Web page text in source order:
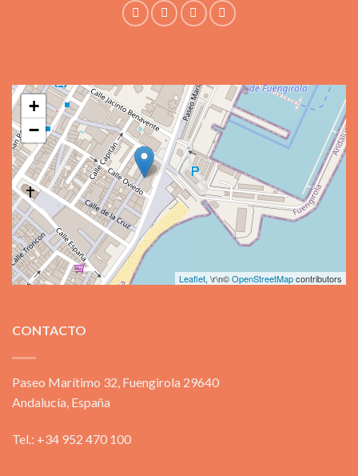
+
−
Leaflet, \r\n©OpenStreetMapcontributors
CONTACTO
Paseo Marítimo 32, Fuengirola 29640
Andalucía, España
Tel.: +34 952 470 100